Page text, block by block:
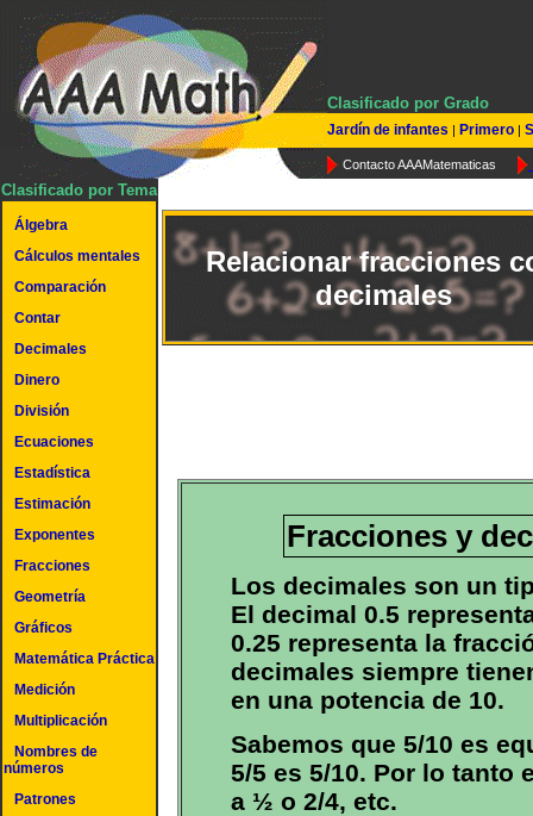
Clasificado por Grado
Jardín de infantes | Primero |
Contacto AAAMatematicas
Clasificado por Tema
Álgebra
Cálculos mentales
Comparación
Contar
Decimales
Dinero
División
Ecuaciones
Estadística
Estimación
Exponentes
Fracciones
Geometría
Gráficos
Matemática Práctica
Medición
Multiplicación
Nombres de
números
Patrones
Relacionar fracciones
decimales
Fracciones y
Los decimales son un
El decimal 0.5
0.25 representa la
decimales siempre
en una potencia de 10.
Sabemos que 5/10 es
5/5 es 5/10. Por lo tanto
a ½ o 2/4, etc.